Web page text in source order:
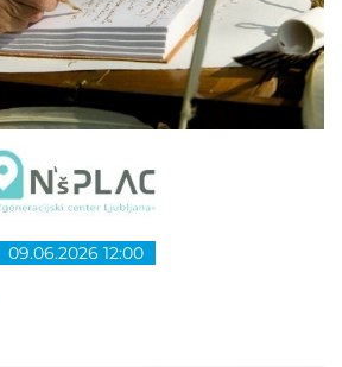
09.06.2026 12:00